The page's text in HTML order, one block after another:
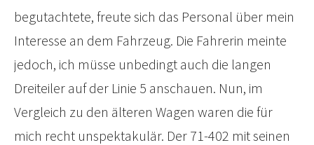
begutachtete, freute sich das Personal über mein
Interesse an dem Fahrzeug. Die Fahrerin meinte
jedoch, ich müsse unbedingt auch die langen
Dreiteiler auf der Linie 5 anschauen. Nun, im
Vergleich zu den älteren Wagen waren die für
mich recht unspektakulär. Der 71-402 mit seinen